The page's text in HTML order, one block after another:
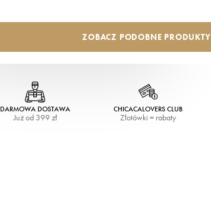
ZOBACZ PODOBNE PRODUKTY
DARMOWA DOSTAWA
Już od 399 zł
CHICACALOVERS CLUB
Złotówki = rabaty